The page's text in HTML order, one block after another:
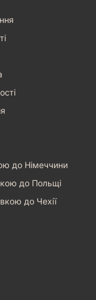
до Німеччини
до Польщі
до Чехії